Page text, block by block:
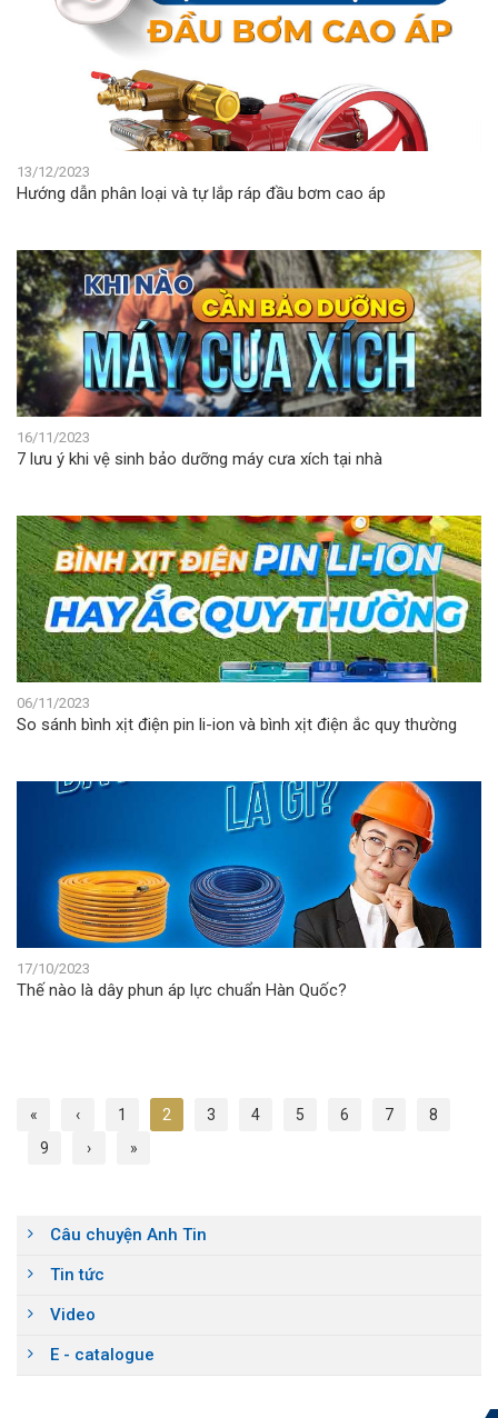
13/12/2023
Hướng dẫn phân loại và tự lắp ráp đầu bơm cao áp
16/11/2023
7 lưu ý khi vệ sinh bảo dưỡng máy cưa xích tại nhà
06/11/2023
So sánh bình xịt điện pin li-ion và bình xịt điện ắc quy thường
17/10/2023
Thế nào là dây phun áp lực chuẩn Hàn Quốc?
« ‹ 1 2 3 4 5 6 7
8
9
› »
Câu chuyện Anh Tin
Tin tức
Video
E - catalogue